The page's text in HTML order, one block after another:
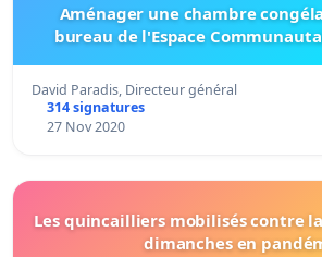
Aménager une chambre
bureau de l'Espace
David Paradis, Directeur général
314 signatures
27 Nov 2020
Les quincailliers mobilisés contre
dimanches en